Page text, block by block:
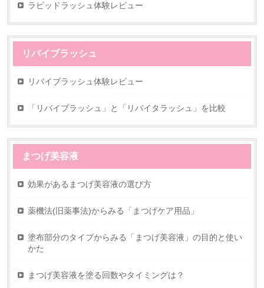
ラピッドラッシュ体験レビュー
リバイブラッシュ
リバイブラッシュ体験レビュー
「リバイブラッシュ」と「リバイタラッシュ」を比較
まつげ美容液
効果があるまつげ美容液の選び方
薬機法(旧薬事法)からみる「まつげケア用品」
塗布部分のタイプからみる「まつげ美容液」の目的と使い
かた
まつげ美容液を塗る回数やタイミングは？